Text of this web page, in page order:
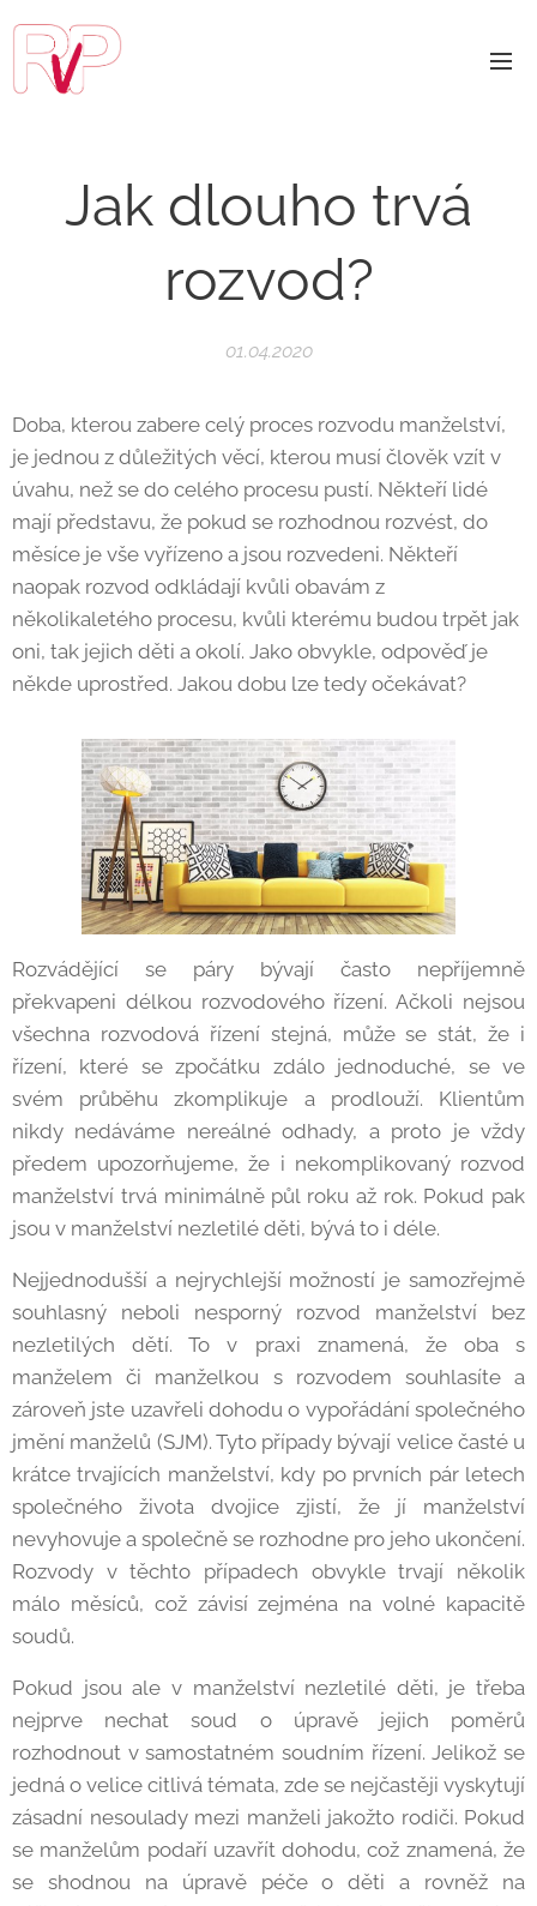
Jak dlouho trvá
rozvod?
01.04.2020
Doba, kterou zabere celý proces rozvodu manželství,
je jednou z důležitých věcí, kterou musí člověk vzít v
úvahu, než se do celého procesu pustí. Někteří lidé
mají představu, že pokud se rozhodnou rozvést, do
měsíce je vše vyřízeno a jsou rozvedeni. Někteří
naopak rozvod odkládají kvůli obavám z
několikaletého procesu, kvůli kterému budou trpět jak
oni, tak jejich děti a okolí. Jako obvykle, odpověď je
někde uprostřed. Jakou dobu lze tedy očekávat?
Rozvádějící se páry bývají často nepříjemně
překvapeni délkou rozvodového řízení. Ačkoli nejsou
všechna rozvodová řízení stejná, může se stát, že i
řízení, které se zpočátku zdálo jednoduché, se ve
svém průběhu zkomplikuje a prodlouží. Klientům
nikdy nedáváme nereálné odhady, a proto je vždy
předem upozorňujeme, že i nekomplikovaný rozvod
manželství trvá minimálně půl roku až rok. Pokud pak
jsou v manželství nezletilé děti, bývá to i déle.
Nejjednodušší a nejrychlejší možností je samozřejmě
souhlasný neboli nesporný rozvod manželství bez
nezletilých dětí. To v praxi znamená, že oba s
manželem či manželkou s rozvodem souhlasíte a
zároveň jste uzavřeli dohodu o vypořádání společného
jmění manželů (SJM). Tyto případy bývají velice časté u
krátce trvajících manželství, kdy po prvních pár letech
společného života dvojice zjistí, že jí manželství
nevyhovuje a společně se rozhodne pro jeho ukončení.
Rozvody v těchto případech obvykle trvají několik
málo měsíců, což závisí zejména na volné kapacitě
soudů.
Pokud jsou ale v manželství nezletilé děti, je třeba
nejprve nechat soud o úpravě jejich poměrů
rozhodnout v samostatném soudním řízení. Jelikož se
jedná o velice citlivá témata, zde se nejčastěji vyskytují
zásadní nesoulady mezi manželi jakožto rodiči. Pokud
se manželům podaří uzavřít dohodu, což znamená, že
se shodnou na úpravě péče o děti a rovněž na